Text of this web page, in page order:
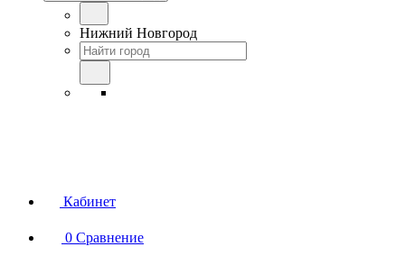
Нижний Новгород
Кабинет
0 Сравнение